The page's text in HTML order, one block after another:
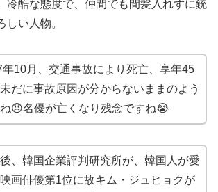
冷酷な態度で、仲間でも間髪入れずに銃
しい人物。
年10月、交通事故により死亡、享年45
だに事故原因が分からないままのよう
😞名優が亡くなり残念ですね😭
、韓国企業評判研究所が、韓国人が愛
画俳優第1位に故キム・ジュヒョクが